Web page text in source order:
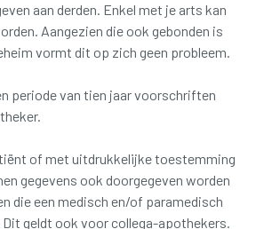
aan derden. Enkel met je arts kan
Aangezien die ook gebonden is
vormt dit op zich geen probleem.
periode van tien jaar voorschriften
of met uitdrukkelijke toestemming
gegevens ook doorgegeven worden
die een medisch en/of paramedisch
geldt ook voor collega-apothekers.